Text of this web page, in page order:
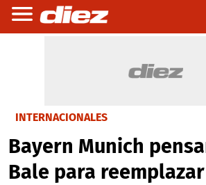
INTERNACIONALES
Bayern Munich
Bale para